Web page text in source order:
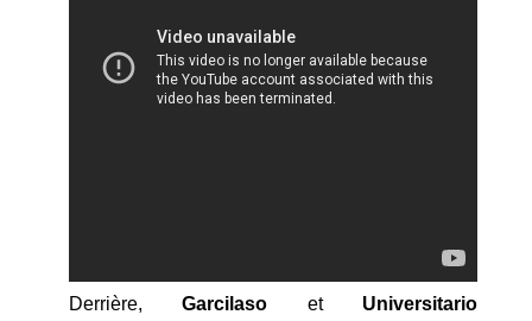
Derrière,Garcilaso et Universitario